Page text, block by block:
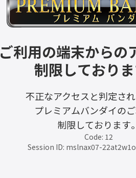
ご利用の端末からの
制限しておりま
不正なアクセスと判定され
プレミアムバンダイの
制限しております。
Code: 12
Session ID: mslnax07-